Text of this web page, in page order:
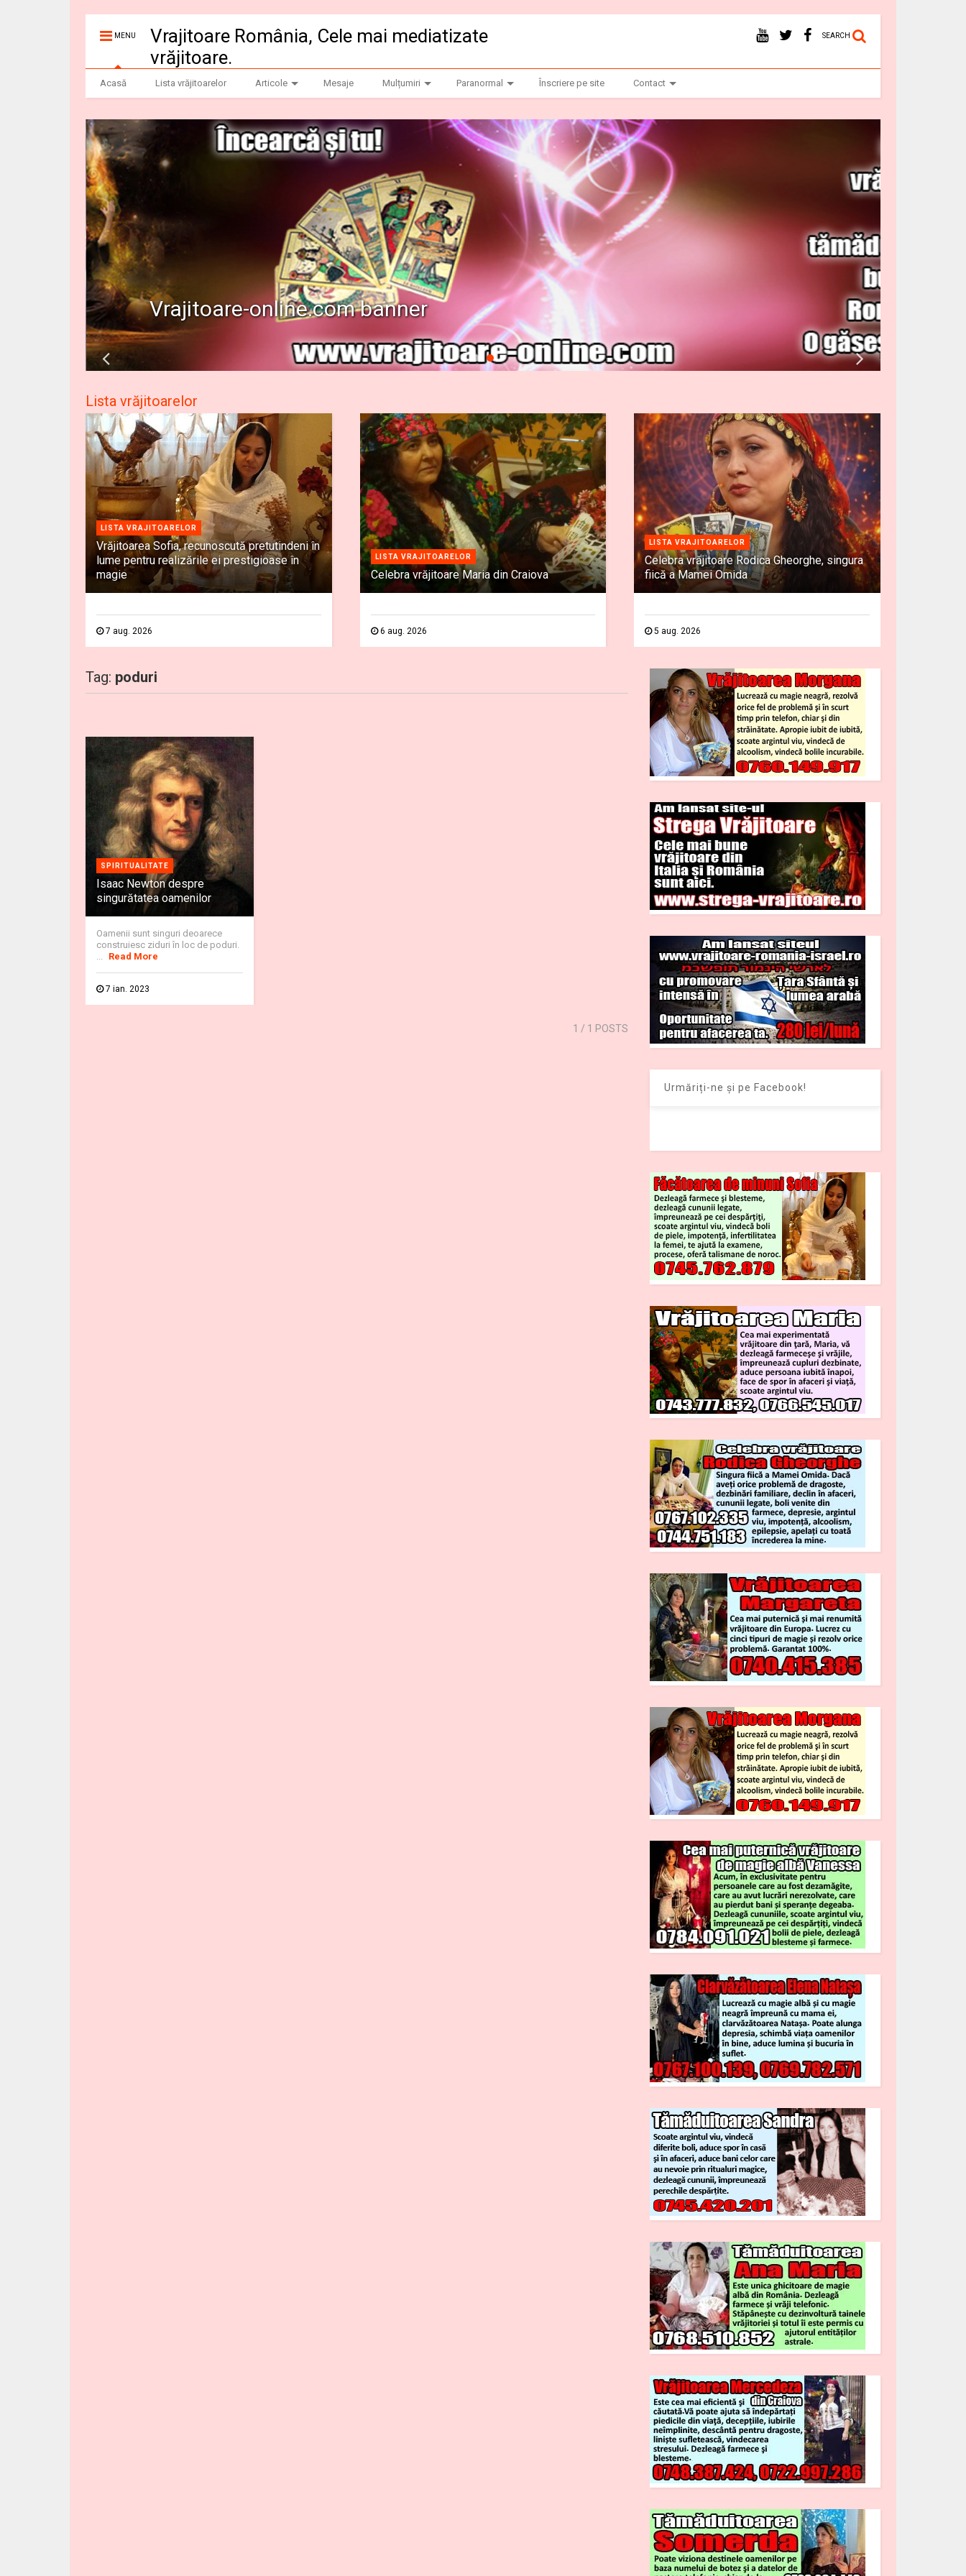
MENU
Vrajitoare România, Cele mai mediatizate
vrăjitoare.
SEARCH
Acasă Lista vrăjitoarelor Articole Mesaje Mulțumiri Paranormal Înscriere pe site Contact
Vrajitoare-online.com banner
Lista vrăjitoarelor
LISTA VRAJITOARELOR
Vrăjitoarea Sofia, recunoscută pretutindeni în
lume pentru realizările ei prestigioase în
magie
7 aug. 2026
LISTA VRAJITOARELOR
Celebra vrăjitoare Maria din Craiova
6 aug. 2026
LISTA VRAJITOARELOR
Celebra vrăjitoare Rodica Gheorghe, singura
fiică a Mamei Omida
5 aug. 2026
Tag: poduri
SPIRITUALITATE
Isaac Newton despre
singurătatea oamenilor
Oamenii sunt singuri deoarece
construiesc ziduri în loc de poduri.
...
Read More
7 ian. 2023
1 / 1 POSTS
Urmăriți-ne și pe Facebook!